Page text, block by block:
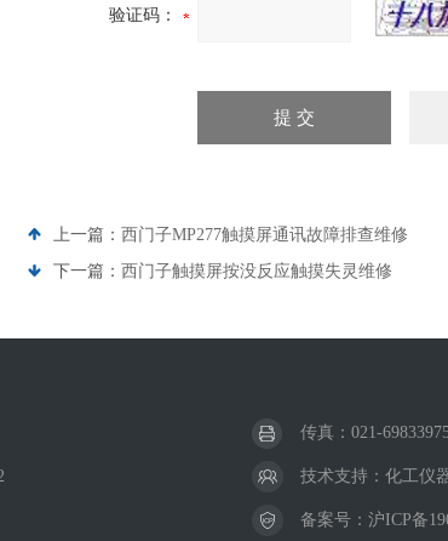
验证码：
上一篇： 西门子MP277触摸屏通讯故障排查维修
下一篇： 西门子触摸屏按没反应触摸失灵维修
传真：021-
技术支持： 化工仪
备案号： 沪ICP备